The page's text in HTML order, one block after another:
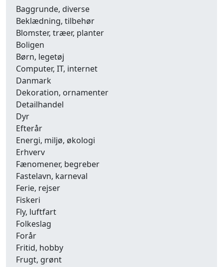
Baggrunde, diverse
Beklædning, tilbehør
Blomster, træer, planter
Boligen
Børn, legetøj
Computer, IT, internet
Danmark
Dekoration, ornamenter
Detailhandel
Dyr
Efterår
Energi, miljø, økologi
Erhverv
Fænomener, begreber
Fastelavn, karneval
Ferie, rejser
Fiskeri
Fly, luftfart
Folkeslag
Forår
Fritid, hobby
Frugt, grønt